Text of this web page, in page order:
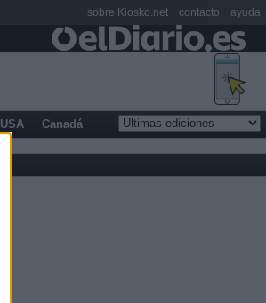
USA Canadá
sobre Kiosko.net contacto ayuda